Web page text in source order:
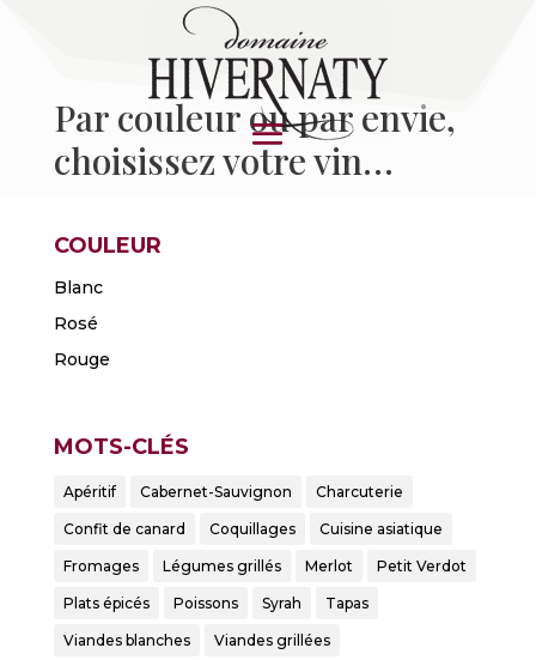
Par couleur ou par envie,
choisissez votre vin…
COULEUR
Blanc
Rosé
Rouge
MOTS-CLÉS
Apéritif Cabernet-Sauvignon Charcuterie
Confit de canard Coquillages Cuisine asiatique
Fromages Légumes grillés Merlot Petit Verdot
Plats épicés Poissons Syrah Tapas
Viandes blanches Viandes grillées